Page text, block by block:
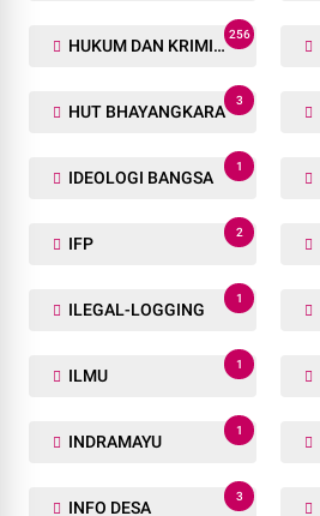
HUKUM DAN KRIMINAL
256
HUT BHAYANGKARA
3
IDEOLOGI BANGSA
1
IFP
2
ILEGAL-LOGGING
1
ILMU
1
INDRAMAYU
1
INFO DESA
3